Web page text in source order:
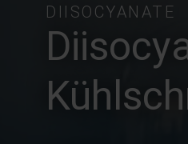
DIISOCYANATE